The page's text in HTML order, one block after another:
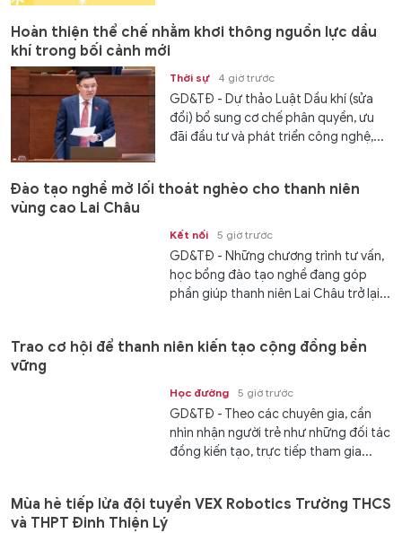
Hoàn thiện thể chế nhằm khơi thông nguồn lực dầu
khí trong bối cảnh mới
Thời sự 4 giờ trước
GD&TĐ - Dự thảo Luật Dầu khí (sửa
đổi) bổ sung cơ chế phân quyền, ưu
đãi đầu tư và phát triển công nghệ,...
Đào tạo nghề mở lối thoát nghèo cho thanh niên
vùng cao Lai Châu
Kết nối 5 giờ trước
GD&TĐ - Những chương trình tư vấn,
học bổng đào tạo nghề đang góp
phần giúp thanh niên Lai Châu trở lại...
Trao cơ hội để thanh niên kiến tạo cộng đồng bền
vững
Học đường 5 giờ trước
GD&TĐ - Theo các chuyên gia, cần
nhìn nhận người trẻ như những đối tác
đồng kiến tạo, trực tiếp tham gia...
Mùa hè tiếp lửa đội tuyển VEX Robotics Trường THCS
và THPT Đinh Thiện Lý